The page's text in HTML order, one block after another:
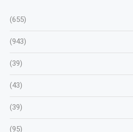
(655)
(943)
(39)
(43)
(39)
(95)